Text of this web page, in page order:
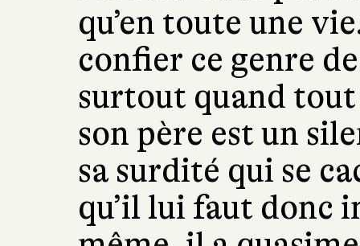
qu’en toute une
confier ce genre
surtout quand tout
son père est un
sa surdité qui se
qu’il lui faut donc